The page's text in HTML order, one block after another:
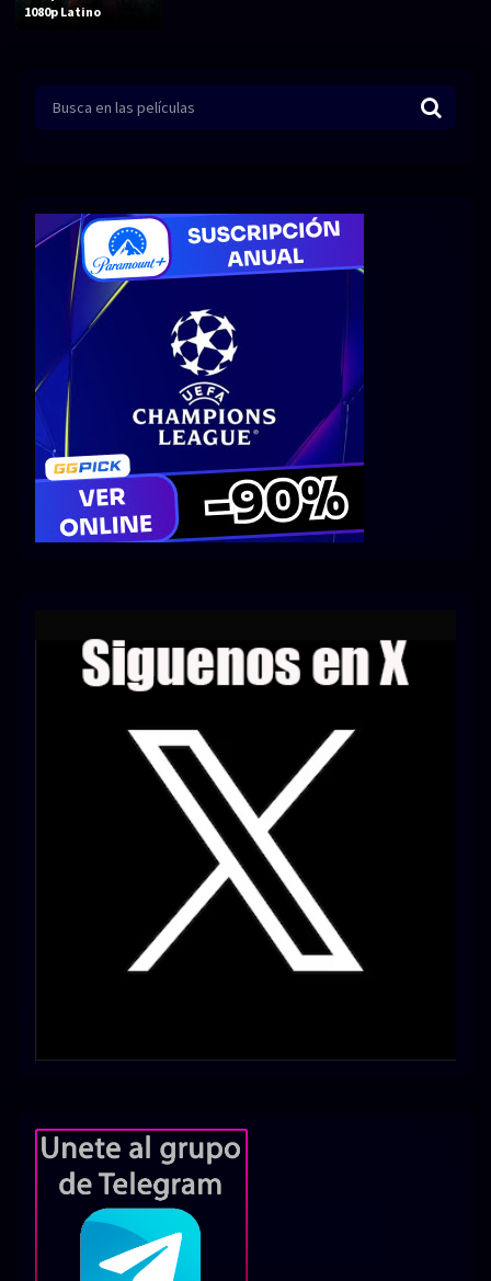
Comedia Crimen
Terror
Fantástico Romance
Bélico Thriller
Biográfico
SERIES
Series 1080p Series 4K HDR
Series 720p 2160p 4K SDR
Series 1080p 60 FPS
1080p Latino